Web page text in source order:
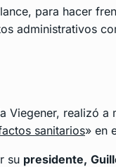
para hacer
administrativos
Viegener, realizó a
sanitarios» en
su presidente,